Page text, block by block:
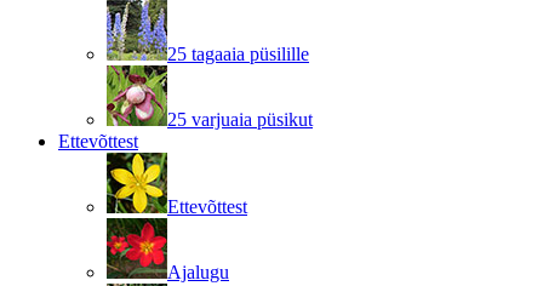
25 tagaaia püsilille
25 varjuaia püsikut
Ettevõttest
Ettevõttest
Ajalugu